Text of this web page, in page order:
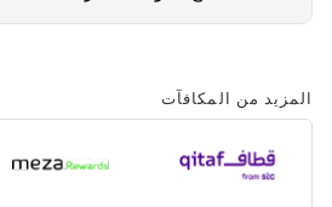
المزيد من المكافآت